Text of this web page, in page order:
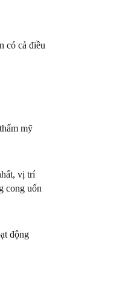
có cả điều
mỹ
vị trí
cong uốn
động